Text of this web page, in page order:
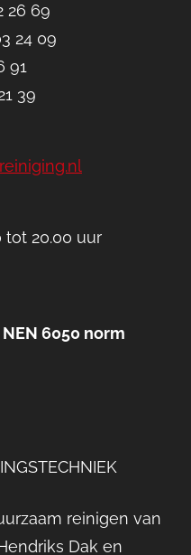
26 69
24 09
91
39
tot 20.00 uur
6050 norm
reinigen van
Dak en